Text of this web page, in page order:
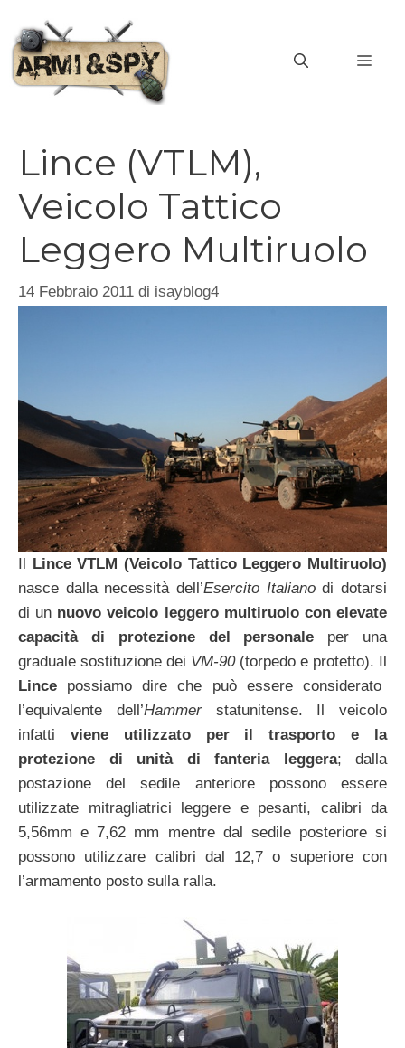
contenuto
Lince (VTLM),
Veicolo Tattico
Leggero Multiruolo
14 Febbraio 2011 di isayblog4
Il Lince VTLM (Veicolo Tattico Leggero Multiruolo)
nasce dalla necessità dell’Esercito Italianodi dotarsi
di un nuovo veicolo leggero multiruolo con elevate
capacità di protezione del personale per una
graduale sostituzione dei VM-90(torpedo e protetto). Il
Lince possiamo dire che può essere considerato
l’equivalente dell’Hammerstatunitense. Il veicolo
infatti viene utilizzato per il trasporto e la
protezione di unità di fanteria leggera; dalla
postazione del sedile anteriore possono essere
utilizzate mitragliatrici leggere e pesanti, calibri da
5,56mm e 7,62 mm mentre dal sedile posteriore si
possono utilizzare calibri dal 12,7 o superiore con
l’armamento posto sulla ralla.